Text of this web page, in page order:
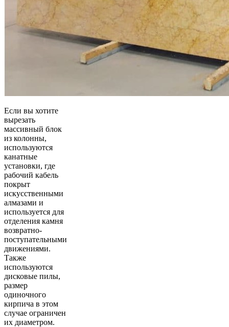
Если вы хотите
вырезать
массивный блок
из колонны,
используются
канатные
установки, где
рабочий кабель
покрыт
искусственными
алмазами и
используется для
отделения камня
возвратно-
поступательными
движениями.
Также
используются
дисковые пилы,
размер
одиночного
кирпича в этом
случае ограничен
их диаметром.